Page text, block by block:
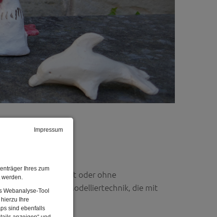
Impressum
Ihres zum
Webanalyse-Tool
Ihre
sind ebenfalls
Jung und Alt, ob mit oder ohne
in Aufbau- oder Modelliertechnik, die mit